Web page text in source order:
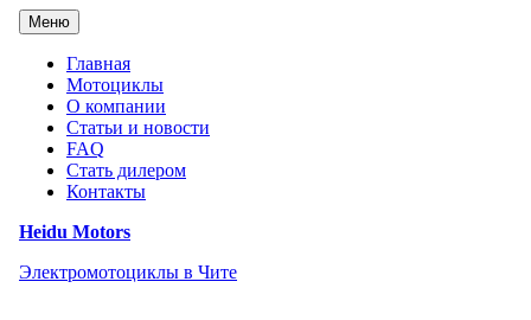
Перейти
содержанию
Heidu Motors
Электромотоциклы в Чите
Меню
Главная
Мотоциклы
О компании
Статьи и новости
FAQ
Стать дилером
Контакты